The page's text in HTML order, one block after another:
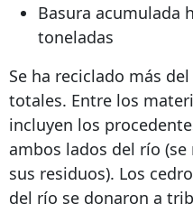
Basura acumulada
toneladas
Se ha reciclado más
totales. Entre los
incluyen los
ambos lados del río (se
sus residuos). Los
del río se donaron a